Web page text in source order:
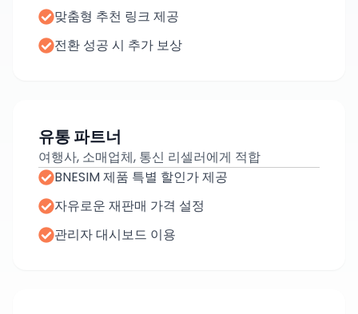
맞춤형 추천 링크 제공
전환 성공 시 추가 보상
유통 파트너
여행사, 소매업체, 통신 리셀러에게 적합
BNESIM 제품 특별 할인가 제공
자유로운 재판매 가격 설정
관리자 대시보드 이용